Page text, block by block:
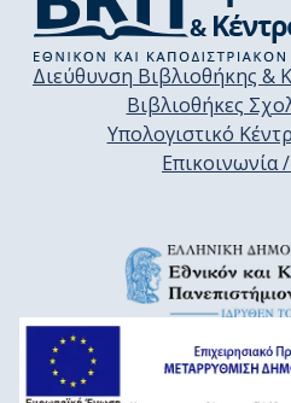
Διεύθυνση Βιβλιοθήκης
Βιβλιοθήκες
Υπολογιστικό
Επικοινωνία